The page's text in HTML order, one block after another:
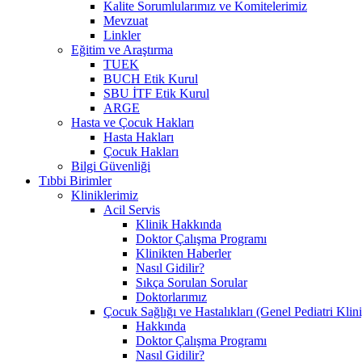
Kalite Sorumlularımız ve Komitelerimiz
Mevzuat
Linkler
Eğitim ve Araştırma
TUEK
BUCH Etik Kurul
SBU İTF Etik Kurul
ARGE
Hasta ve Çocuk Hakları
Hasta Hakları
Çocuk Hakları
Bilgi Güvenliği
Tıbbi Birimler
Kliniklerimiz
Acil Servis
Klinik Hakkında
Doktor Çalışma Programı
Klinikten Haberler
Nasıl Gidilir?
Sıkça Sorulan Sorular
Doktorlarımız
Çocuk Sağlığı ve Hastalıkları (Genel Pediatri
Hakkında
Doktor Çalışma Programı
Nasıl Gidilir?